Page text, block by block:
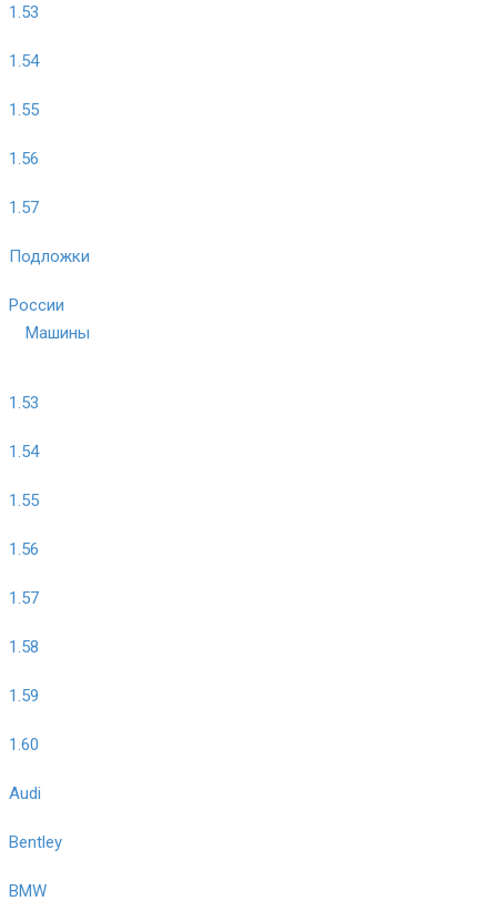
1.53
1.54
1.55
1.56
1.57
Подложки
России
Машины
1.53
1.54
1.55
1.56
1.57
1.58
1.59
1.60
Audi
Bentley
BMW